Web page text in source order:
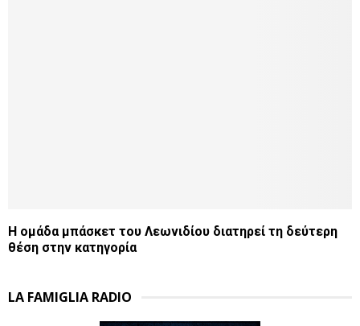
Η ομάδα μπάσκετ του Λεωνιδίου διατηρεί τη δεύτερη
θέση στην κατηγορία
LA FAMIGLIA RADIO